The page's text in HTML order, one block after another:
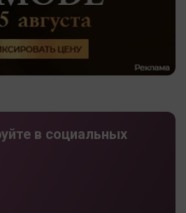
в социальных